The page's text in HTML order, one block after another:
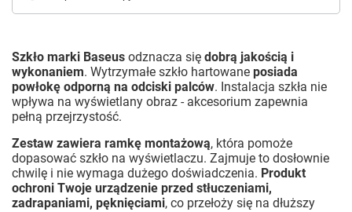
Szkło marki Baseus odznacza się dobrą jakością i
wykonaniem. Wytrzymałe szkło hartowane posiada
powłokę odporną na odciski palców. Instalacja szkła nie
wpływa na wyświetlany obraz - akcesorium zapewnia
pełną przejrzystość.
Zestaw zawiera ramkę montażową, która pomoże
dopasować szkło na wyświetlaczu. Zajmuje to dosłownie
chwilę i nie wymaga dużego doświadczenia. Produkt
ochroni Twoje urządzenie przed stłuczeniami,
zadrapaniami, pęknięciami, co przełoży się na dłuższy